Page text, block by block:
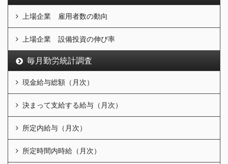
上場企業 雇用者数の動向
上場企業 設備投資の伸び率
毎月勤労統計調査
現金給与総額（月次）
決まって支給する給与（月次）
所定内給与（月次）
所定時間内時給（月次）